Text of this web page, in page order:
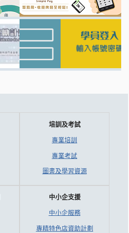
培訓及考試
專業培訓
專業考試
圖書及學習資源
中小企支援
中小企服務
專精特色店資助計劃